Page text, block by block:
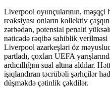
Liverpool oyunçularının, məşqçi
reaksiyası onların kollektiv
zərbədən, potensial penalti
nəticədə rəqibə sahiblik
Liverpool azarkeşləri öz
partladı, çoxları UEFA
ardıcıllığını sual altına aldılar.
işıqlandıran təcrübəli şərhçilər
düşməkdə çətinlik çəkdilər.